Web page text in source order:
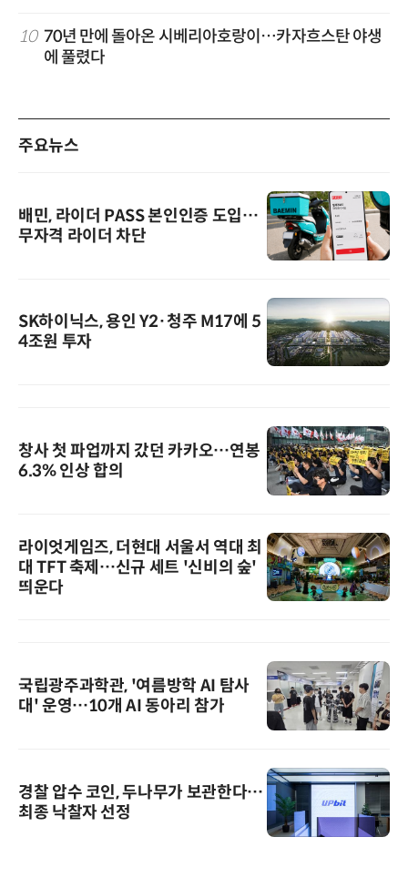
10 70년 만에 돌아온 시베리아호랑이…카자흐스탄 야생
에 풀렸다
주요뉴스
배민, 라이더 PASS 본인인증 도입…
무자격 라이더 차단
SK하이닉스, 용인 Y2·청주 M17에 5
4조원 투자
창사 첫 파업까지 갔던 카카오…연봉
6.3% 인상 합의
라이엇게임즈, 더현대 서울서 역대 최
대 TFT 축제…신규 세트 '신비의 숲'
띄운다
국립광주과학관, '여름방학 AI 탐사
대' 운영…10개 AI 동아리 참가
경찰 압수 코인, 두나무가 보관한다…
최종 낙찰자 선정